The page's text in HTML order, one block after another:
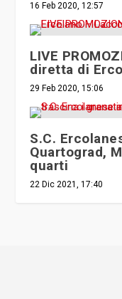
16 Feb 2020, 12:57
LIVE
diretta di
29 Feb 2020, 15:06
S.C.
Quartograd,
quarti
22 Dic 2021, 17:40